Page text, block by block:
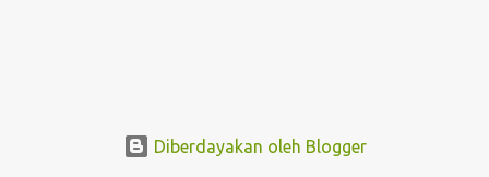
Diberdayakan oleh Blogger